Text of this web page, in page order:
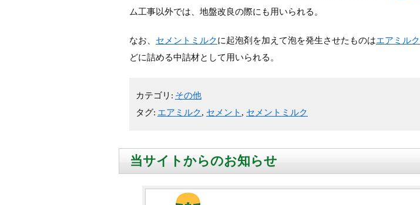
ム工事以外では、地盤改良の際にも用いられる。
なお、 セメントミルクに起泡剤を加えて泡を発生させたものはエアミルク
どに詰める中詰材として用いられる。
カテゴリ: その他
タグ: エアミルク, セメント , セメントミルク
当サイトからのお知らせ